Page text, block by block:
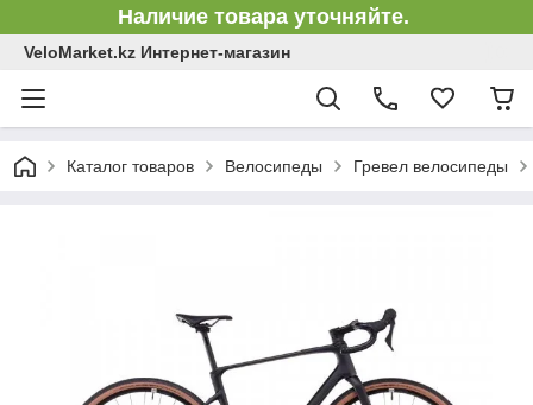
Наличие товара уточняйте.
VeloMarket.kz Интернет-магазин
Каталог товаров Велосипеды Гревел велосипеды